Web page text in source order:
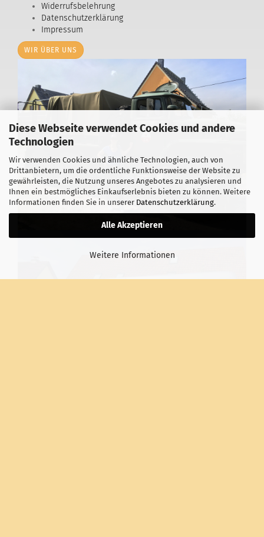
Diese Webseite verwendet Cookies und andere
Technologien
Wir verwenden Cookies und ähnliche Technologien, auch von
Drittanbietern, um die ordentliche Funktionsweise der Website zu
gewährleisten, die Nutzung unseres Angebotes zu analysieren und
Ihnen ein bestmögliches Einkaufserlebnis bieten zu können. Weitere
Informationen finden Sie in unserer Datenschutzerklärung.
Alle Akzeptieren
Weitere Informationen
Widerrufsbelehrung
Datenschutzerklärung
Impressum
WIR ÜBER UNS